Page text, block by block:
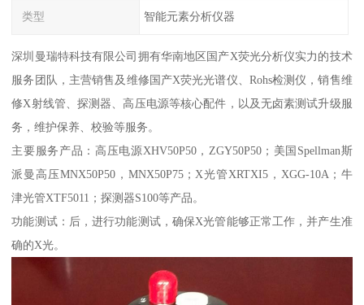
类型 智能元素分析仪器
深圳曼瑞特科技有限公司拥有华南地区国产X荧光分析仪实力的技术
服务团队，主营销售及维修国产X荧光光谱仪、Rohs检测仪，销售维
修X射线管、探测器、高压电源等核心配件，以及无卤素测试升级服
务，维护保养、校验等服务。
主要服务产品：高压电源XHV50P50，ZGY50P50；美国Spellman斯
派曼高压MNX50P50，MNX50P75；X光管XRTXI5，XGG-10A；牛
津光管XTF5011；探测器S100等产品。
功能测试：后，进行功能测试，确保X光管能够正常工作，并产生准
确的X光。